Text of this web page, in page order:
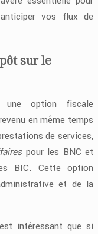
vos flux de
sur le
une option fiscale
en même temps
de services,
pour les BNC et
BIC. Cette option
et de la
intéressant que si